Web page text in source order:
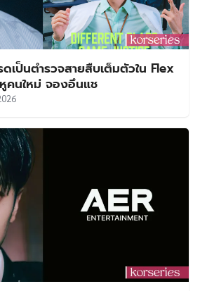
เป็นตำรวจสายสืบเต็มตัวใน Flex
นใหม่ จองอึนแช